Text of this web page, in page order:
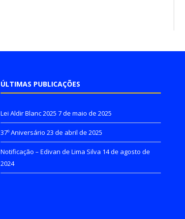
ÚLTIMAS PUBLICAÇÕES
Lei Aldir Blanc 2025 7 de maio de 2025
37º Aniversário 23 de abril de 2025
Notificação – Edivan de Lima Silva 14 de agosto de
2024